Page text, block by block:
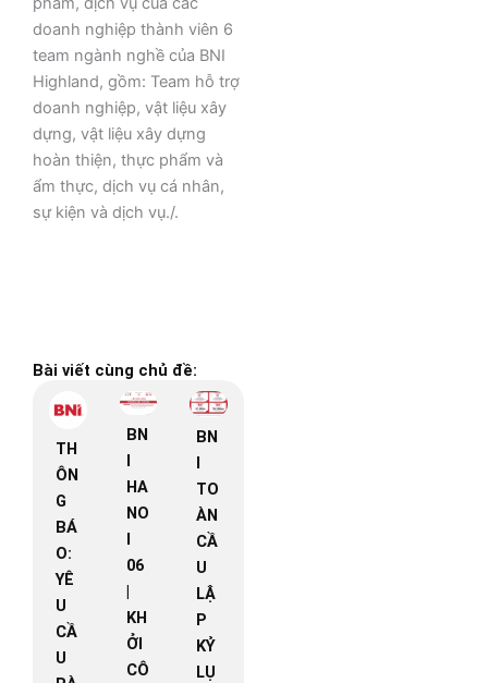
doanh nghiệp thành viên 6
team ngành nghề của BNI
Highland, gồm: Team hỗ trợ
doanh nghiệp, vật liệu xây
dựng, vật liệu xây dựng
hoàn thiện, thực phẩm và
ẩm thực, dịch vụ cá nhân,
sự kiện và dịch vụ./.
Bài viết cùng chủ đề:
TH
ÔN
G
BÁ
O:
YÊ
U
CẦ
U
BN
I
HA
NO
I
06
|
KH
ỞI
CÔ
BN
I
TO
ÀN
CẦ
U
LẬ
P
KỶ
LỤ